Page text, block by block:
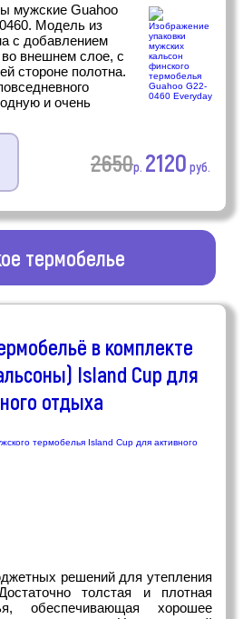
мужские Guahoo
Модель из
с добавлением
внешнем слое, с
стороне полотна.
и очень
2650р. 2120 руб.
термобелье
в комплекте
Island Cup для
отдыха
решений для утепления
толстая и плотная
обеспечивающая хорошее